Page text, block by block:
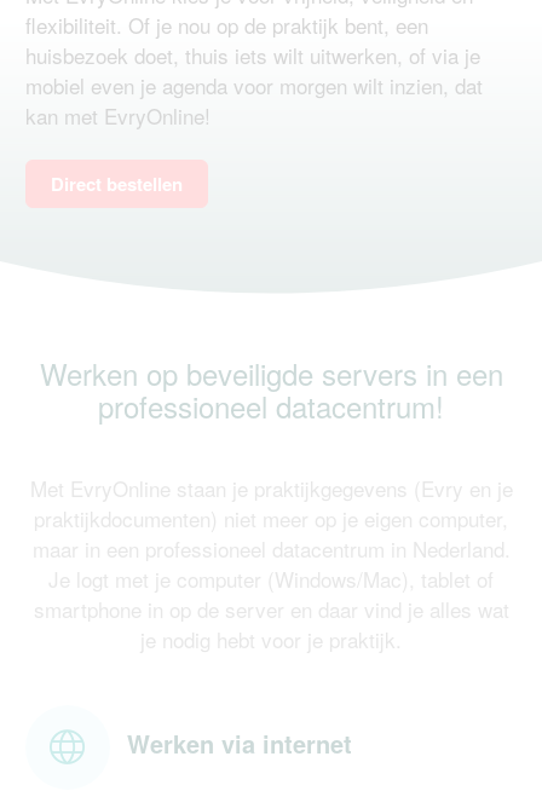
flexibiliteit. Of je nou op de praktijk bent, een
huisbezoek doet, thuis iets wilt uitwerken, of via je
mobiel even je agenda voor morgen wilt inzien, dat
kan met EvryOnline!
Direct bestellen
Werken op beveiligde servers in een
professioneel datacentrum!
Met EvryOnline staan je praktijkgegevens (Evry en je
praktijkdocumenten) niet meer op je eigen computer,
maar in een professioneel datacentrum in Nederland.
Je logt met je computer (Windows/Mac), tablet of
smartphone in op de server en daar vind je alles wat
je nodig hebt voor je praktijk.
Werken via internet